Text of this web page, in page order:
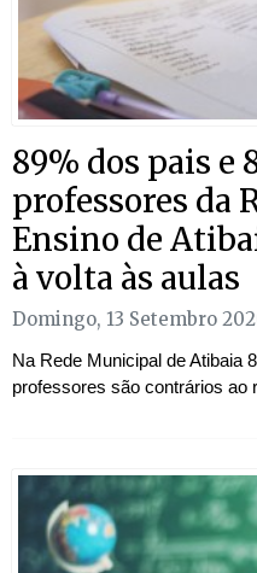
89% dos pais e
professores da
Ensino de
à volta às aulas
Domingo, 13 Setembro
Na Rede Municipal de Atibaia
professores são contrários ao